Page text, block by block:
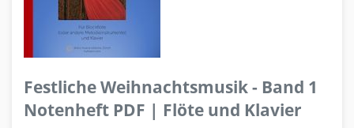
Festliche Weihnachtsmusik - Band 1
Notenheft PDF | Flöte und Klavier